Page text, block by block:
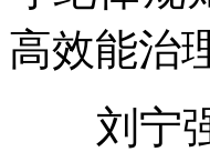
高效能治
刘宁强